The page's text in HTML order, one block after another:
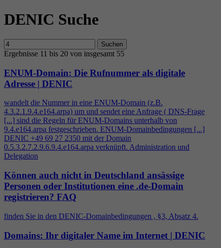
DENIC Suche
Suchen
Ergebnisse 11 bis 20 von insgesamt 55
ENUM-Domain: Die Rufnummer als digitale
Adresse | DENIC
wandelt die Nummer in eine ENUM-Domain (z.B.
4.3.2.1.9.4.e164.arpa) um und sendet eine Anfrage ( DNS-Frage
[...] sind die Regeln für ENUM-Domains unterhalb von
9.4.e164.arpa festgeschrieben. ENUM-Domainbedingungen [...]
DENIC +49 69 27 2350 mit der Domain
0.5.3.2.7.2.9.6.9.4.e164.arpa verknüpft. Administration und
Delegation
Können auch nicht in Deutschland ansässige
Personen oder Institutionen eine .de-Domain
registrieren? FAQ
finden Sie in den DENIC-Domainbedingungen , §3, Absatz 4.
Domains: Ihr digitaler Name im Internet | DENIC